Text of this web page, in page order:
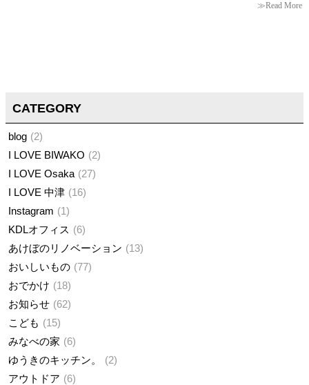
≫Read More
CATEGORY
blog
2
I LOVE BIWAKO
2
I LOVE Osaka
27
I LOVE 中津
16
Instagram
1
KDLオフィス
6
あけぼのリノベーション
13
おいしいもの 77
おでかけ
18
お知らせ
62
こども
15
みなべの家
6
ゆうきのキッチン。
2
アウトドア
6